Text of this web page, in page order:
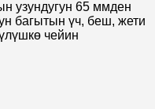
узундугун 65 ммден
багытын үч, беш, жети
чейин